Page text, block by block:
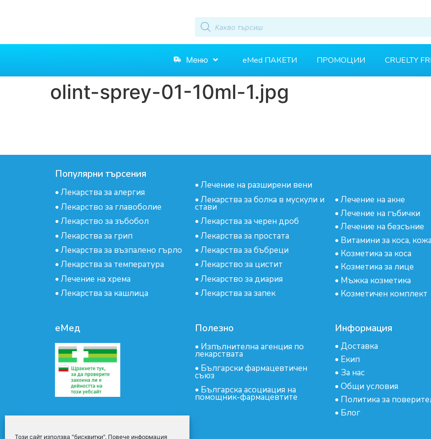
Този сайт използва "бисквитки". Повече информация
Меню eMed ПАКЕТИ ПРОМОЦИИ CRUELTY
olint-sprey-01-10ml-1.jpg
Популярни търсения
• Лекарства за алергия
• Лекарство за главоболие
• Лекарство за зъбобол
• Лекарства за грип
• Лекарства за възпалено гърло
• Лекарства за температура
• Лечение на хрема
• Лекарства за кашлица
• Лечение на разширени вени
• Лекарства за болка в мускули и
стави
• Лекарства за черен дроб
• Лекарства за простата
• Лекарства за бъбреци
• Лекарство за цистит
• Лекарство за диария
• Лекарства за запек
• Лечение на акне
• Лечение на гъбички
• Лечение на безсъние
• Витамини за коса,
• Козметика за коса
• Козметика за лице
• Мъжка козметика
• Козметичен комплект
еМед Полезно
• Изпълнителна агенция по
лекарствата
• Български фармацевтичен
съюз
• Българска асоциация на
помощник-фармацевтите
Информация
• Доставка
• Екип
• За нас
• Общи условия
• Политика за
• Блог